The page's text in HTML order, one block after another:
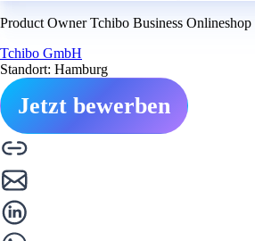
Product Owner Tchibo Business
Tchibo GmbH
Standort: Hamburg
Jetzt bewerben